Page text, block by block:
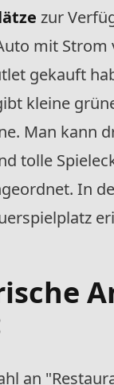
zur
mit
gekauft
kleine
Man kann
tolle
In
an